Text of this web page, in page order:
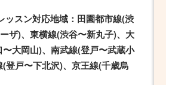
ッスン対応地域：田園都市線(渋
ザ)、東横線(渋谷〜新丸子)、大
大岡山)、南武線(登戸〜武蔵小
登戸〜下北沢)、京王線(千歳烏